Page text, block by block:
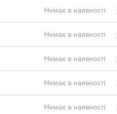
Немає в наявності
Немає в наявності
Немає в наявності
Немає в наявності
Немає в наявності